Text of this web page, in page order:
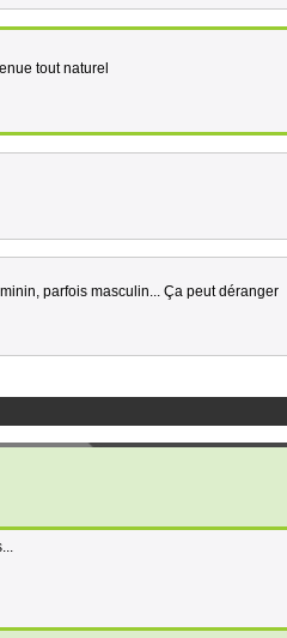
tout naturel
parfois masculin... Ça peut déranger